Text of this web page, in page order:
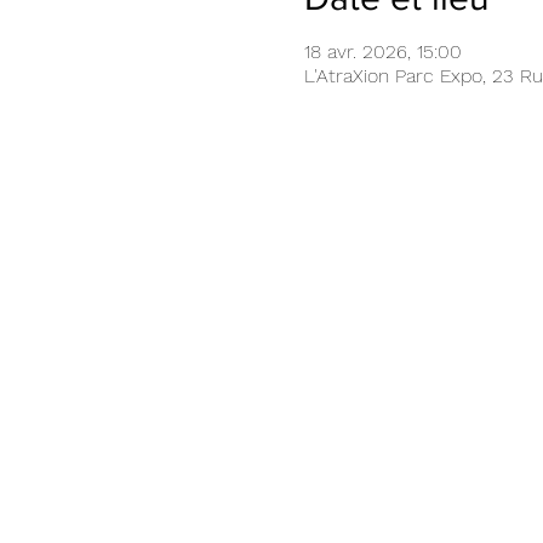
18 avr. 2026, 15:00
L'AtraXion Parc Expo, 23